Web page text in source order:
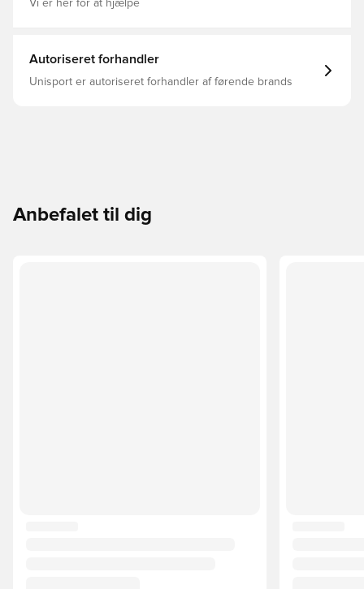
Vi er her for at hjælpe
Autoriseret forhandler
Unisport er autoriseret forhandler af førende brands
Anbefalet til dig